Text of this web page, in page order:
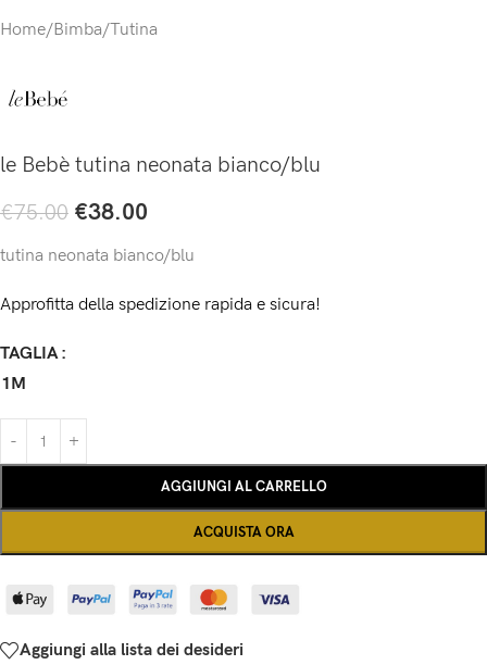
Home/Bimba/Tutina
le Bebè tutina neonata bianco/blu
€75.00 €38.00
tutina neonata bianco/blu
Approfitta della spedizione rapida e sicura!
TAGLIA
1M
AGGIUNGI AL CARRELLO
ACQUISTA ORA
Aggiungi alla lista dei desideri